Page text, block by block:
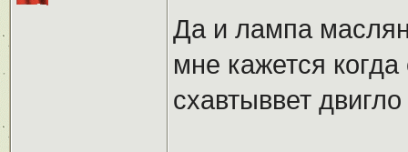
Да и лампа
мне кажется когда
схавтыввет